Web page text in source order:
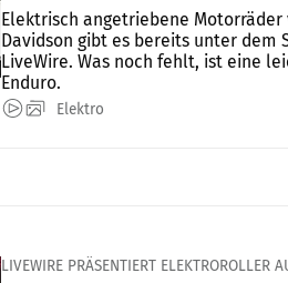
Elektrisch angetriebene
Davidson gibt es bereits unter dem
LiveWire. Was noch fehlt, ist eine
Enduro.
Elektro
LIVEWIRE PRÄSENTIERT ELEKTROROLLER